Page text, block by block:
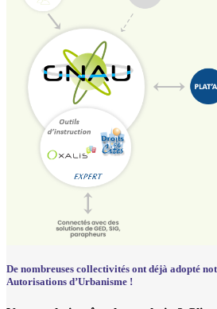
De nombreuses collectivités ont déjà adopté
Autorisations d’Urbanisme !